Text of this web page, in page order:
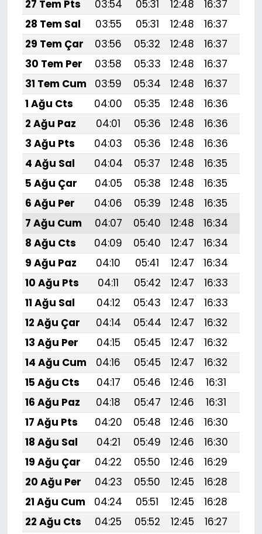
27 Tem Pts
03:54 05:31 12:48 16:37
28 Tem Sal
03:55 05:31 12:48 16:37
29 Tem Çar
03:56 05:32 12:48 16:37
30 Tem Per
03:58 05:33 12:48 16:37
31 Tem Cum
03:59 05:34 12:48 16:37
1 Ağu Cts
04:00 05:35 12:48 16:36
2 Ağu Paz
04:01 05:36 12:48 16:36
3 Ağu Pts
04:03 05:36 12:48 16:36
4 Ağu Sal
04:04 05:37 12:48 16:35
5 Ağu Çar
04:05 05:38 12:48 16:35
6 Ağu Per
04:06 05:39 12:48 16:35
7 Ağu Cum
04:07 05:40 12:48 16:34
8 Ağu Cts
04:09 05:40 12:47 16:34
9 Ağu Paz
04:10 05:41 12:47 16:34
10 Ağu Pts
04:11 05:42 12:47 16:33
11 Ağu Sal
04:12 05:43 12:47 16:33
12 Ağu Çar
04:14 05:44 12:47 16:32
13 Ağu Per
04:15 05:45 12:47 16:32
14 Ağu Cum
04:16 05:45 12:47 16:32
15 Ağu Cts
04:17 05:46 12:46 16:31
16 Ağu Paz
04:18 05:47 12:46 16:31
17 Ağu Pts
04:20 05:48 12:46 16:30
18 Ağu Sal
04:21 05:49 12:46 16:30
19 Ağu Çar
04:22 05:50 12:46 16:29
20 Ağu Per
04:23 05:50 12:45 16:28
21 Ağu Cum
04:24 05:51 12:45 16:28
22 Ağu Cts
04:25 05:52 12:45 16:27